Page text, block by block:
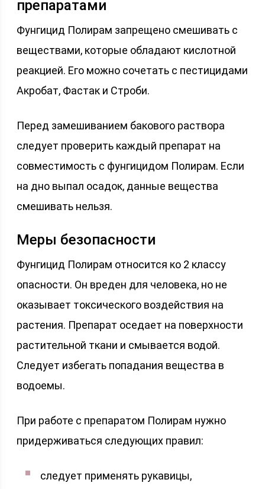
препаратами
Фунгицид Полирам запрещено смешивать с
веществами, которые обладают кислотной
реакцией. Его можно сочетать с пестицидами
Акробат, Фастак и Строби.
Перед замешиванием бакового раствора
следует проверить каждый препарат на
совместимость с фунгицидом Полирам. Если
на дно выпал осадок, данные вещества
смешивать нельзя.
Меры безопасности
Фунгицид Полирам относится ко 2 классу
опасности. Он вреден для человека, но не
оказывает токсического воздействия на
растения. Препарат оседает на поверхности
растительной ткани и смывается водой.
Следует избегать попадания вещества в
водоемы.
При работе с препаратом Полирам нужно
придерживаться следующих правил:
следует применять рукавицы,